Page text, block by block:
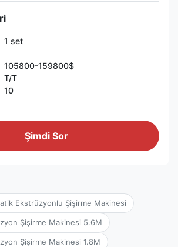
1 set
105800-159800$
T/T
10
Şimdi Sor
Ekstrüzyonlu Şişirme Makinesi
Şişirme Makinesi 5.6M
Şişirme Makinesi 1.8M